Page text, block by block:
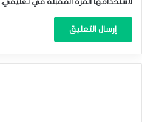
الفضة تتجاوز حاجز 39 دولار لأول مرة منذ عام 2011
المصدر : اضغط هنا